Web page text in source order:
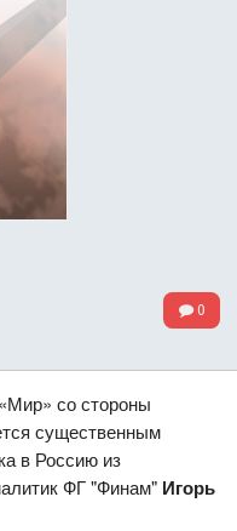
0
со стороны
существенным
в Россию из
ФГ "Финам" Игорь